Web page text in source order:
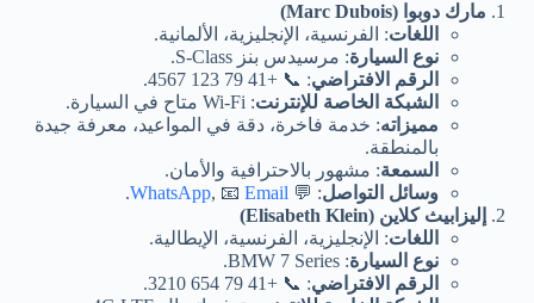
مارك دوبوا (Marc Dubois)
اللغات: الفرنسية، الإنجليزية، الألمانية.
نوع السيارة: مرسيدس بنز S-Class.
الرقم الافتراضي: 📞 +41 79 123 4567.
الشبكة الخاصة للإنترنت: Wi-Fi متاح في السيارة.
مميزاته: خدمة فاخرة، دقة في المواعيد، معرفة جيدة
بالمنطقة.
السمعة: مشهور بالاحترافية والأمان.
وسائل التواصل: 💬
WhatsApp, 📧 Email
.
إليزابيث كلاين (Elisabeth Klein)
اللغات: الإنجليزية، الفرنسية، الإيطالية.
نوع السيارة: BMW 7 Series.
الرقم الافتراضي: 📞 +41 79 654 3210.